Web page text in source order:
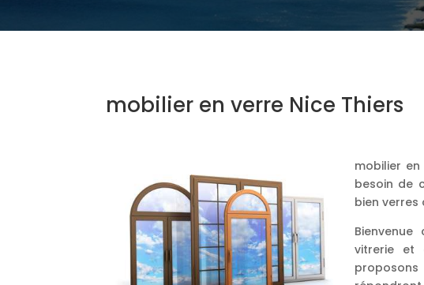
mobilier en verre Nice Thiers
mobilier en
besoin de
bien verres
vitrerie et